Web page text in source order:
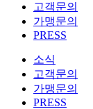
고객문의
가맹문의
PRESS
소식
고객문의
가맹문의
PRESS